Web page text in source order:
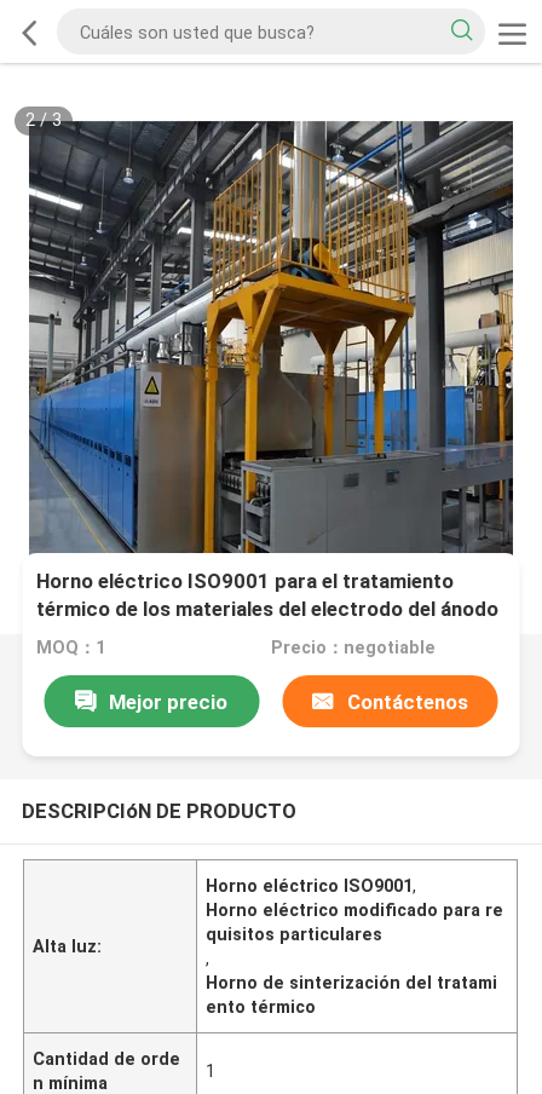
2/3
Horno eléctrico ISO9001 para el tratamiento
térmico de los materiales del electrodo del ánodo
y del cátodo de la batería de litio
MOQ：1 Precio：negotiable
Mejor precio Contáctenos
DESCRIPCIóN DE PRODUCTO
Alta luz:
Horno eléctrico ISO9001,
Horno eléctrico modificado para re
quisitos particulares
,
Horno de sinterización del tratami
ento térmico
Cantidad de orde
n mínima
1